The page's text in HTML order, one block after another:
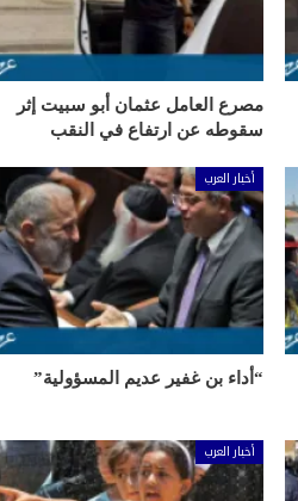
مصرع العامل عثمان أبو سبيت إثر
سقوطه عن ارتفاع في النقب
أخبار العرب
“أداء بن غفير عديم المسؤولية”
أخبار العرب